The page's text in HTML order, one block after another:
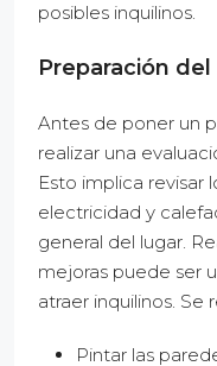
posibles inquilinos.
Preparación
Antes de poner un
realizar una
Esto implica revisar
electricidad y
general del lugar.
mejoras puede ser
atraer inquilinos. Se
Pintar las